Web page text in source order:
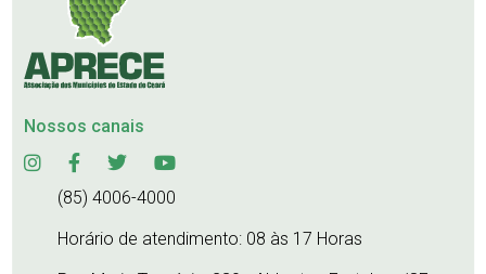
Nossos canais
(85) 4006-4000
Horário de atendimento: 08 às 17 Horas